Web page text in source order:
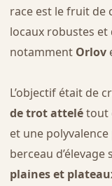
race est le fruit de
locaux robustes
notamment Orlov
L’objectif était de
de trot attelétout
et une
berceau
plaines et